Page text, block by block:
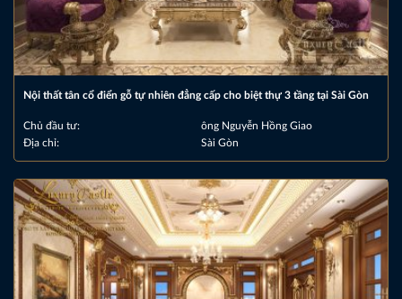
Nội thất tân cổ điển gỗ tự nhiên đẳng cấp cho biệt thự 3 tầng tại Sài Gòn
Chủ đầu tư:
ông Nguyễn Hồng Giao
Địa chỉ:
Sài Gòn